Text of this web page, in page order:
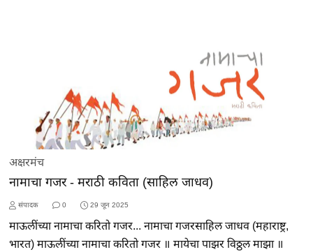
अक्षरमंच
नामाचा गजर - मराठी कविता (साहिल जाधव)
संपादक 0 29 जून 2025
माऊलींच्या नामाचा करितो गजर... नामाचा गजरसाहिल जाधव (महाराष्ट्र,
भारत) माऊलींच्या नामाचा करितो गजर ॥ मायेचा पाझर विठ्ठल माझा ॥